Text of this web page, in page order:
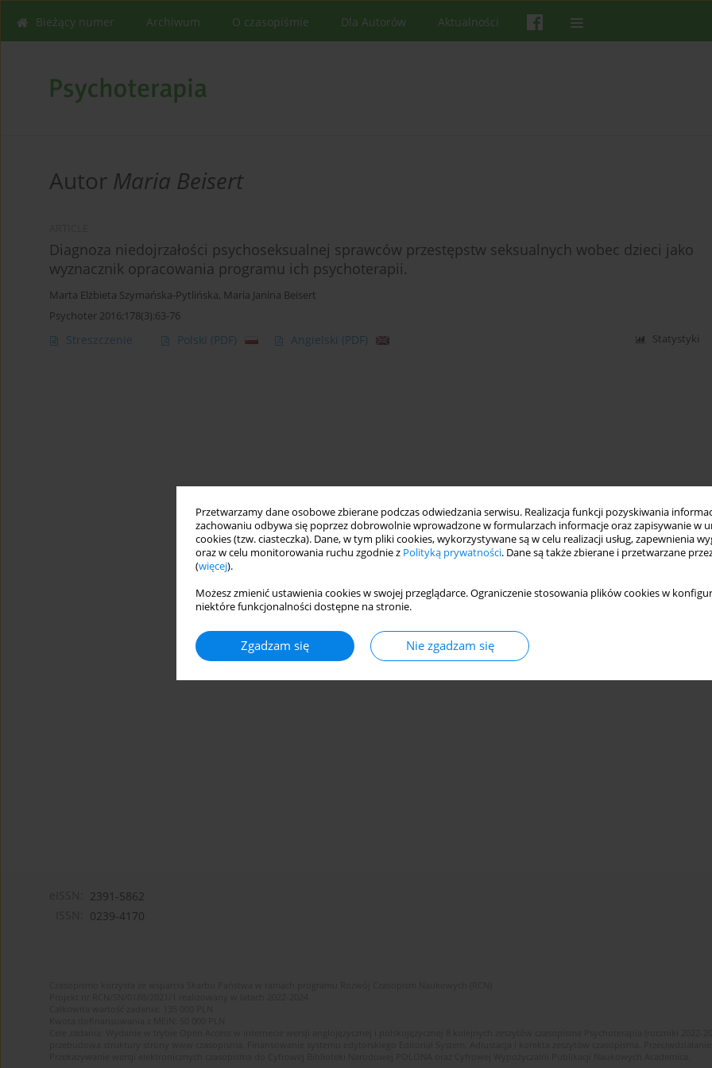
Przetwarzamy dane osobowe zbierane podczas odwiedzania serwisu. Realizacja funkcji pozyskiwania
zachowaniu odbywa się poprzez dobrowolnie wprowadzone w formularzach informacje oraz zapisywanie w
cookies (tzw. ciasteczka). Dane, w tym pliki cookies, wykorzystywane są w celu realizacji usług, zapewnienia
oraz w celu monitorowania ruchu zgodnie z Polityką prywatności. Dane są także zbierane i przetwarzane
(więcej).
Możesz zmienić ustawienia cookies w swojej przeglądarce. Ograniczenie stosowania plików cookies w
niektóre funkcjonalności dostępne na stronie.
Zgadzam się Nie zgadzam się
Bieżący numer Archiwum O czasopiśmie Dla Autorów Aktualności
Autor Maria Beisert
Diagnoza niedojrzałości psychoseksualnej sprawców przestępstw seksualnych wobec dzieci jako
wyznacznik opracowania programu ich psychoterapii.
Marta Elżbieta Szymańska-Pytlińska, Maria Janina Beisert
Psychoter 2016;178(3):63-76
Streszczenie Polski (PDF) Angielski (PDF) Statystyki
2391-5862
0239-4170